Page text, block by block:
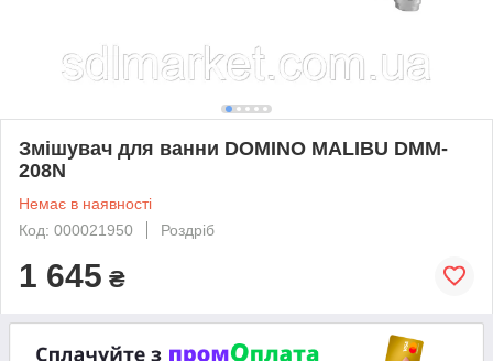
Змішувач для ванни DOMINO MALIBU DMM-
208N
Немає в наявності
Код: 000021950
Роздріб
1 645 ₴